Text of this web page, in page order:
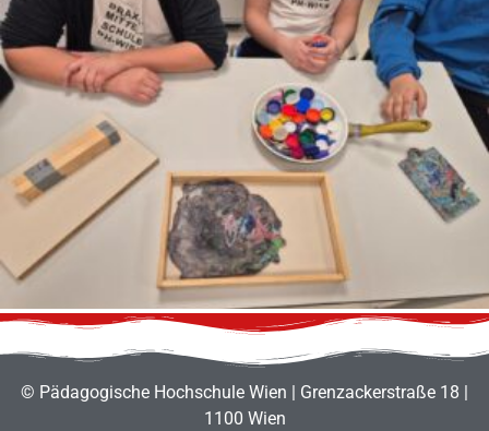
© Pädagogische Hochschule Wien | Grenzackerstraße 18 |
1100 Wien